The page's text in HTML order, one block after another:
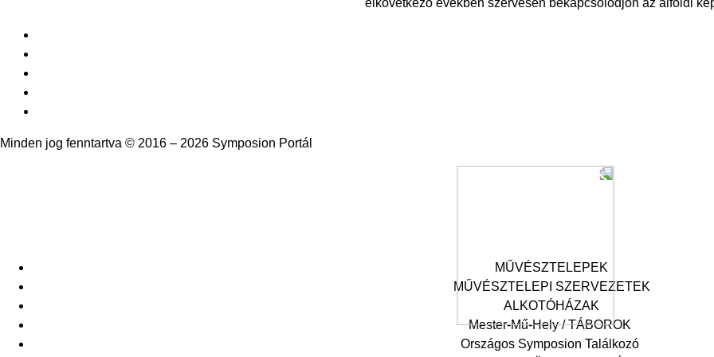
elkövetkező években szervesen bekapcsolódjon az alföldi
Minden jog fenntartva © 2016 – 2026 Symposion Portál
MŰVÉSZTELEPEK
MŰVÉSZTELEPI SZERVEZETEK
ALKOTÓHÁZAK
Mester-Mű-Hely / TÁBOROK
Symposion Akadémia
Országos Symposion Találkozó